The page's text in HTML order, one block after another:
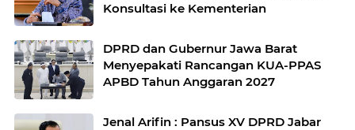
Konsultasi ke Kementerian
DPRD dan Gubernur Jawa Barat
Menyepakati Rancangan KUA-PPAS
APBD Tahun Anggaran 2027
Jenal Arifin : Pansus XV DPRD Jabar